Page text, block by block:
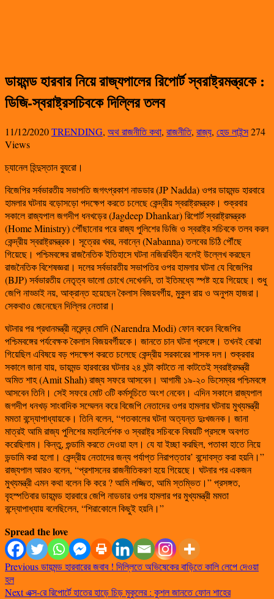
ডায়মন্ড হারবার নিয়ে রাজ্যপালের রিপোর্ট স্বরাষ্ট্রমন্ত্রকে :
ডিজি-স্বরাষ্ট্রসচিবকে দিল্লির তলব
11/12/2020TRENDING, অথ রাজনীতি কথা, রাজনীতি, রাজ্য, হেড লাইন্স274
Views
চ্যানেল হিন্দুস্তান ব্যুরো।
বিজেপির সর্বভারতীয় সভাপতি জগৎপ্রকাশ নাডডার (JP Nadda) ওপর ডায়মন্ড হারবারে
হামলার ঘটনায় বড়োসড়ো পদক্ষেপ করতে চলেছে কেন্দ্রীয় স্বরাষ্ট্রমন্ত্রক। শুক্রবার
সকালে রাজ্যপাল জগদীপ ধনখড়ের (Jagdeep Dhankar) রিপোর্ট স্বরাষ্ট্রমন্ত্রক
(Home Ministry) পৌঁছানোর পরে রাজ্য পুলিশের ডিজি ও স্বরাষ্ট্র সচিবকে তলব করল
কেন্দ্রীয় স্বরাষ্ট্রমন্ত্রক। সূত্রের খবর, নবান্নে (Nabanna) তলবের চিঠি পৌঁছে
গিয়েছে। পশ্চিমবঙ্গের রাজনৈতিক ইতিহাসে ঘটনা নজিরবিহীন বলেই উল্লেখ করছেন
রাজনৈতিক বিশেষজ্ঞরা। দলের সর্বভারতীয় সভাপতির ওপর হামলার ঘটনা যে বিজেপির
(BJP) সর্বভারতীয় নেতৃত্ব ভালো চোখে দেখেননি, তা ইতিমধ্যে স্পষ্ট হয়ে গিয়েছে। শুধু
জেপি নাড্ডাই নয়, আক্রান্ত হয়েছেন কৈলাস বিজয়বর্গীয়, মুকুল রায় ও অনুপম হাজরা।
সেকথাও জেনেছেন দিল্লির নেতারা।
ঘটনার পর প্রধানমন্ত্রী নরেন্দ্র মোদি (Narendra Modi) ফোন করেন বিজেপির
পশ্চিমবঙ্গের পর্যবেক্ষক কৈলাস বিজয়বর্গীয়কে। জানতে চান ঘটনা প্রসঙ্গে। তখনই বোঝা
গিয়েছিল এবিষয়ে বড় পদক্ষেপ করতে চলেছে কেন্দ্রীয় সরকারের শাসক দল। শুক্রবার
সকালে জানা যায়, ডায়মন্ড হারবারের ঘটনার ২৪ ঘন্টা কাটতে না কাটতেই স্বরাষ্ট্রমন্ত্রী
অমিত শাহ (Amit Shah) রাজ্য সফরে আসবেন। আগামী ১৯-২০ ডিসেম্বর পশ্চিমবঙ্গে
আসবেন তিনি। সেই সফরে মোট ৩টি কর্মসূচিতে অংশ নেবেন। এদিন সকালে রাজ্যপাল
জগদীপ ধনখড় সাংবাদিক সম্মেলন করে বিজেপি নেতাদের ওপর হামলার ঘটনায় মুখ্যমন্ত্রী
মমতা বন্দ্যোপাধ্যায়কে। তিনি বলেন, “গতকালের ঘটনা অত্যন্ত দুঃখজনক। জানা
মাত্রই আমি রাজ্য পুলিশের মহানির্দেশক ও স্বরাষ্ট্র সচিবকে বিষয়টি প্রসঙ্গে অবগত
করেছিলাম। কিন্তু, গুন্ডামি করতে দেওয়া হল। যে যা ইচ্ছা করছিল, পতাকা হাতে নিয়ে
ভন্ডামি করা হলো। কেন্দ্রীয় নেতাদের জন্য পর্যাপ্ত নিরাপত্তার’ বন্দোবস্ত করা হয়নি।”
রাজ্যপাল আরও বলেন, “প্রশাসনের রাজনীতিকরণ হয়ে গিয়েছে। ঘটনার পর একজন
মুখ্যমন্ত্রী এমন কথা বলেন কি করে ? আমি লজ্জিত, আমি স্তম্ভিত।” প্রসঙ্গত,
বৃহস্পতিবার ডায়মন্ড হারবারে জেপি নাডডার ওপর হামলার পর মুখ্যমন্ত্রী মমতা
বন্দ্যোপাধ্যায় বলেছিলেন, “শিরাকোলে কিছুই হয়নি।”
Spread the love
Previousডায়মন্ড হারবারের জবাব ! দিল্লিতে অভিষেকের বাড়িতে কালি লেপে দেওয়া
হল
Nextএক্স-রে রিপোর্টে হাতের হাড়ে চিড় মুকুলের : কুশল জানতে ফোন শাহের